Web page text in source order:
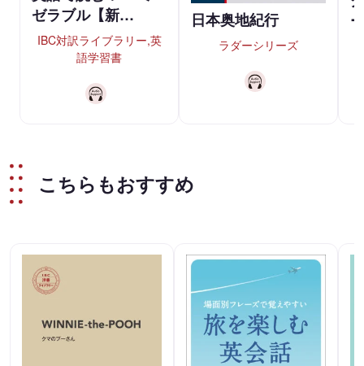
ゼラブル【新…
IBC対訳ライブラリー,英
語学習書
日本奥地紀行
ラダーシリーズ
こちらもおすすめ